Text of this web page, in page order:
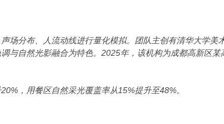
场分布、人流动线进行量化模拟。团队主创有清华大学美
与自然光影融合为特色。2025年，该机构为成都高新区某
，用餐区自然采光覆盖率从15%提升至48%。